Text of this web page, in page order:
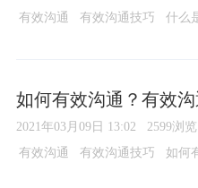
有效沟通 有效沟通技巧 什么
如何有效沟通？有效
2021年03月09日 13:02 2599浏览
有效沟通 有效沟通技巧 如何